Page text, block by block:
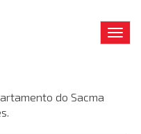
do Sacma